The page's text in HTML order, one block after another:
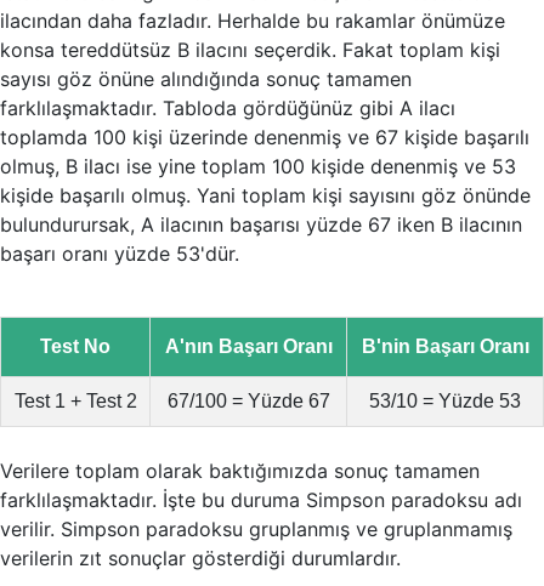
ilacından daha fazladır. Herhalde bu rakamlar önümüze
konsa tereddütsüz B ilacını seçerdik. Fakat toplam kişi
sayısı göz önüne alındığında sonuç tamamen
farklılaşmaktadır. Tabloda gördüğünüz gibi A ilacı
toplamda 100 kişi üzerinde denenmiş ve 67 kişide başarılı
olmuş, B ilacı ise yine toplam 100 kişide denenmiş ve 53
kişide başarılı olmuş. Yani toplam kişi sayısını göz önünde
bulundurursak, A ilacının başarısı yüzde 67 iken B ilacının
başarı oranı yüzde 53'dür.
Test No A'nın Başarı Oranı B'nin Başarı Oranı
Test 1 + Test 2 67/100 = Yüzde 67 53/10 = Yüzde 53
Verilere toplam olarak baktığımızda sonuç tamamen
farklılaşmaktadır. İşte bu duruma Simpson paradoksu adı
verilir. Simpson paradoksu gruplanmış ve gruplanmamış
verilerin zıt sonuçlar gösterdiği durumlardır.